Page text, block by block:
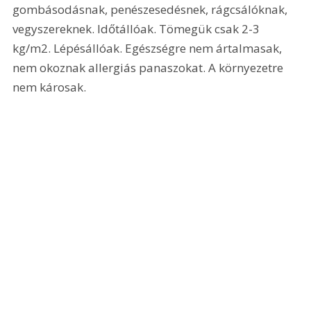
gombásodásnak, penészesedésnek, rágcsálóknak,
vegyszereknek. Időtállóak. Tömegük csak 2-3
kg/m2. Lépésállóak. Egészségre nem ártalmasak,
nem okoznak allergiás panaszokat. A környezetre
nem károsak.